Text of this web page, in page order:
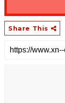
Share This